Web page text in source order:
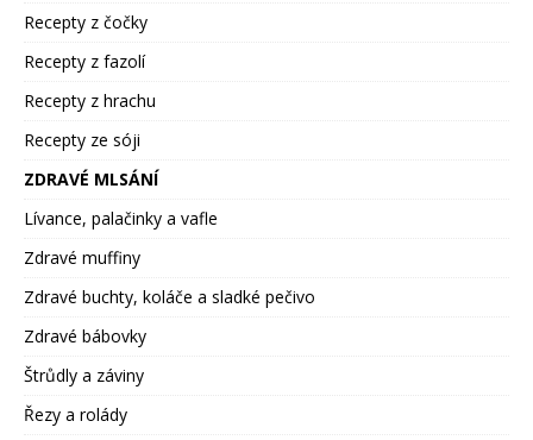
Recepty z čočky
Recepty z fazolí
Recepty z hrachu
Recepty ze sóji
ZDRAVÉ MLSÁNÍ
Lívance, palačinky a vafle
Zdravé muffiny
Zdravé buchty, koláče a sladké pečivo
Zdravé bábovky
Štrůdly a záviny
Řezy a rolády